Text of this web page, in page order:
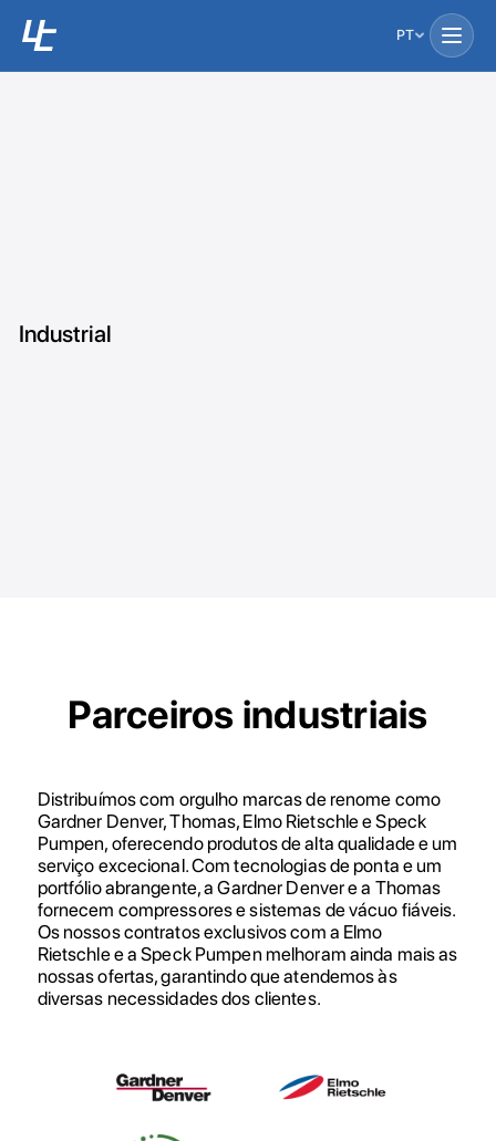
PT
Industrial
Parceiros industriais
Distribuímos com orgulho marcas de renome como
Gardner Denver, Thomas, Elmo Rietschle e Speck
Pumpen, oferecendo produtos de alta qualidade e um
serviço excecional. Com tecnologias de ponta e um
portfólio abrangente, a Gardner Denver e a Thomas
fornecem compressores e sistemas de vácuo fiáveis.
Os nossos contratos exclusivos com a Elmo
Rietschle e a Speck Pumpen melhoram ainda mais as
nossas ofertas, garantindo que atendemos às
diversas necessidades dos clientes.